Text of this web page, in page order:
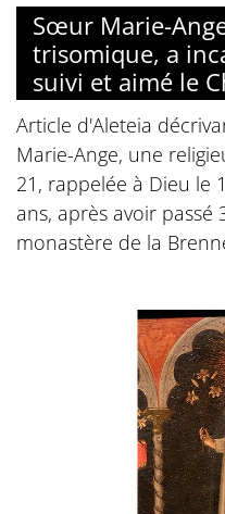
Sœur Marie-
trisomique, a
suivi et aimé le
Article d'Aleteia
Marie-Ange, une
21, rappelée à Dieu le
ans, après avoir
monastère de la